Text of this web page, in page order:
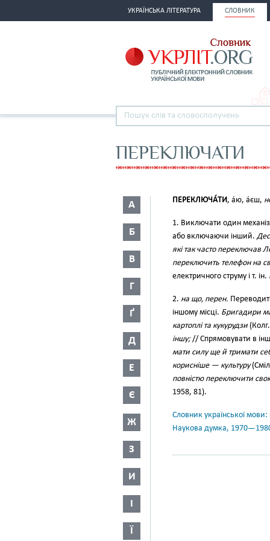
УКРАЇНСЬКА ЛІТЕРАТУРА СЛОВНИК
ПЕРЕКЛЮЧАТИ
А
Б
В
Г
Ґ
Д
Е
Є
Ж
З
И
І
Ї
ПЕРЕКЛЮЧА́ТИ, а́ю, а́єш,
1. Виключати один
або включаючи інший.
які так часто переключав
переключить телефон на
електричного струму і т. ін.
2. на що, перен.
іншому місці. Бригадири
картоплі та кукурудзи
іншу; // Спрямовувати в
мати силу ще й тримати
корисніше — культуру
повністю переключити
1958, 81).
Словник української
Наукова думка,